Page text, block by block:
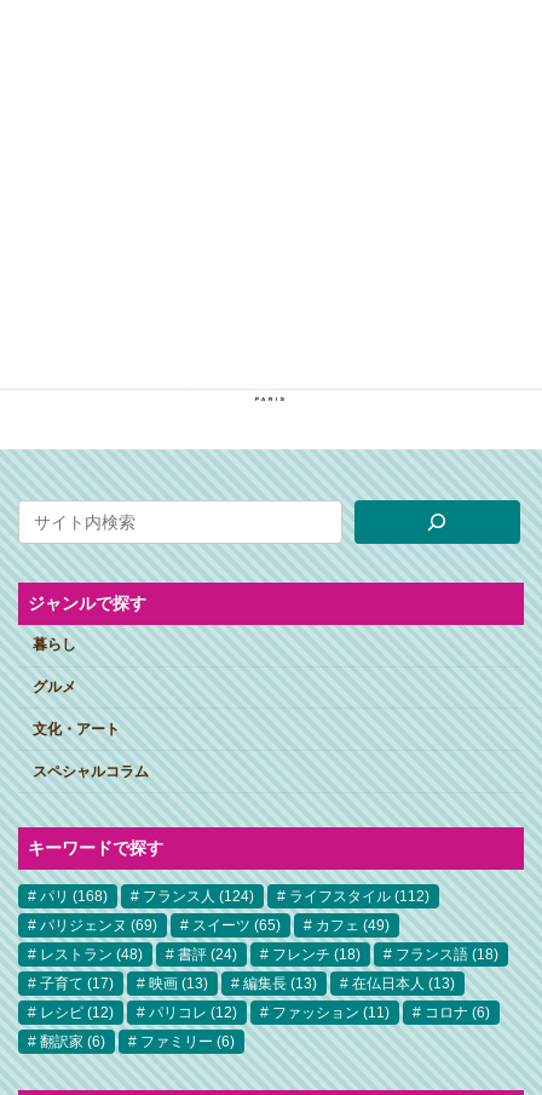
ジャンルで探す
暮らし
グルメ
文化・アート
スペシャルコラム
キーワードで探す
パリ (168) フランス人 (124) ライフスタイル (112)
パリジェンヌ (69) スイーツ (65) カフェ (49)
レストラン (48) 書評 (24) フレンチ (18) フランス語 (18)
子育て (17) 映画 (13) 編集長 (13) 在仏日本人 (13)
レシピ (12) パリコレ (12) ファッション (11) コロナ (6)
翻訳家 (6) ファミリー (6)